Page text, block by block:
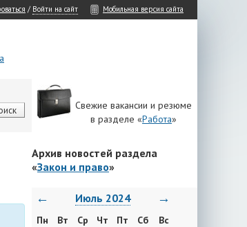
/ Войти на сайт Мобильная версия сайта
Свежие вакансии и резюме
в разделе «Работа»
Архив новостей раздела
«Закон и право»
← Июль 2024 →
Пн Вт Ср Чт Пт Сб Вс